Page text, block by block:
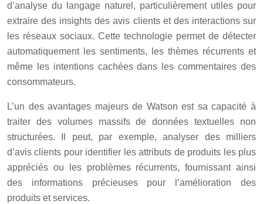
d’analyse du langage naturel, particulièrement utiles pour
extraire des insights des avis clients et des interactions sur
les réseaux sociaux. Cette technologie permet de détecter
automatiquement les sentiments, les thèmes récurrents et
même les intentions cachées dans les commentaires des
consommateurs.
L’un des avantages majeurs de Watson est sa capacité à
traiter des volumes massifs de données textuelles non
structurées. Il peut, par exemple, analyser des milliers
d’avis clients pour identifier les attributs de produits les plus
appréciés ou les problèmes récurrents, fournissant ainsi
des informations précieuses pour l’amélioration des
produits et services.